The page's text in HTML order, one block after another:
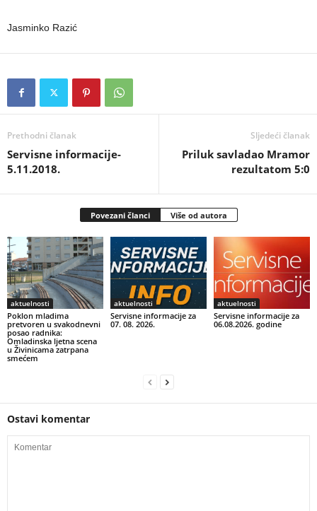
Jasminko Razić
Prethodni članak
Servisne informacije-
5.11.2018.
Sljedeći članak
Priluk savladao Mramor
rezultatom 5:0
Povezani članci Više od autora
aktuelnosti
Poklon mladima
pretvoren u svakodnevni
posao radnika:
Omladinska ljetna scena
u Živinicama zatrpana
smećem
aktuelnosti
Servisne informacije za
07. 08. 2026.
aktuelnosti
Servisne informacije za
06.08.2026. godine
Ostavi komentar